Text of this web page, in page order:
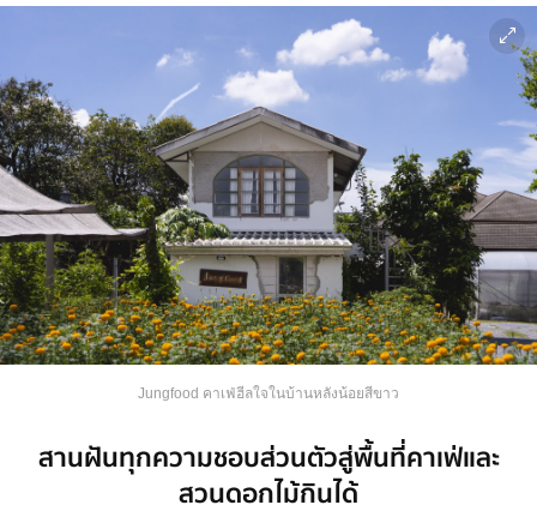
Jungfood คาเฟ่ฮีลใจในบ้านหลังน้อยสีขาว
สานฝันทุกความชอบส่วนตัวสู่พื้นที่คาเฟ่และ
สวนดอกไม้กินได้